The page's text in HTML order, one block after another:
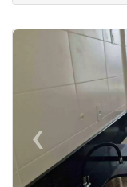
<
‹Previous